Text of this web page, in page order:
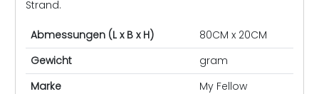
Strand.
Abmessungen (L x B x H)
80CM x 20CM
Gewicht
gram
Marke
My Fellow